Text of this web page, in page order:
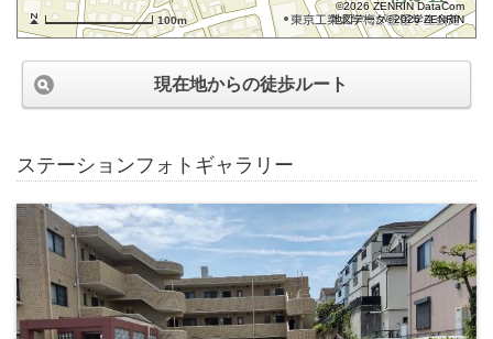
100m
©2026 ZENRIN DataCom
地図データ©2026 ZENRIN
現在地からの徒歩ルート
ステーションフォトギャラリー